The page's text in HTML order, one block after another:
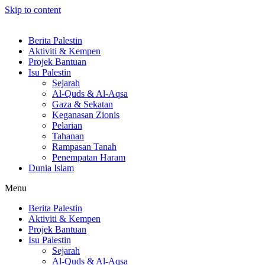
Skip to content
Berita Palestin
Aktiviti & Kempen
Projek Bantuan
Isu Palestin
Sejarah
Al-Quds & Al-Aqsa
Gaza & Sekatan
Keganasan Zionis
Pelarian
Tahanan
Rampasan Tanah
Penempatan Haram
Dunia Islam
Menu
Berita Palestin
Aktiviti & Kempen
Projek Bantuan
Isu Palestin
Sejarah
Al-Quds & Al-Aqsa